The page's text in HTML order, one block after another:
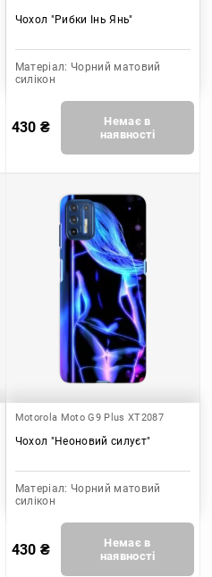
Чохол "Рибки Інь Янь"
Матеріал: Чорний матовий
силікон
430 ₴
Немає в
наявності
Motorola Moto G9 Plus XT2087
Чохол "Неоновий силуєт"
Матеріал: Чорний матовий
силікон
430 ₴
Немає в
наявності